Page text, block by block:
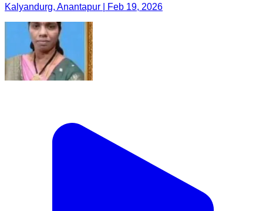
Kalyandurg, Anantapur | Feb 19, 2026